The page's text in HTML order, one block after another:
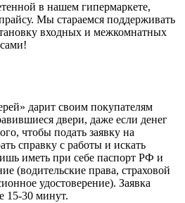
в нашем гипермаркете,
Мы стараемся поддерживать
входных и межкомнатных
дарит своим покупателям
двери, даже если денег
чтобы подать заявку на
справку с работы и искать
иметь при себе паспорт РФ и
(водительские права, страховой
удостоверение). Заявка
15-30 минут.